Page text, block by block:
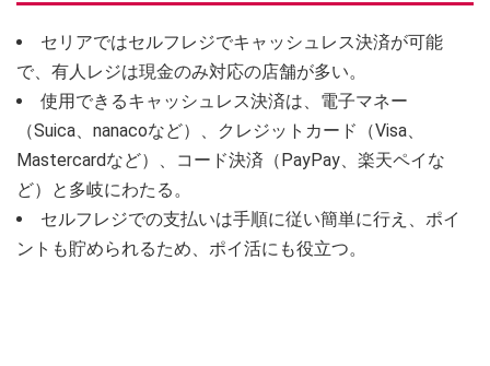
セリアではセルフレジでキャッシュレス決済が可能
で、有人レジは現金のみ対応の店舗が多い。
使用できるキャッシュレス決済は、電子マネー
（Suica、nanacoなど）、クレジットカード（Visa、
Mastercardなど）、コード決済（PayPay、楽天ペイな
ど）と多岐にわたる。
セルフレジでの支払いは手順に従い簡単に行え、ポイ
ントも貯められるため、ポイ活にも役立つ。